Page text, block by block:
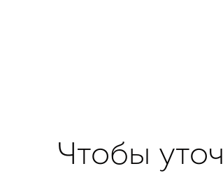
Чтобы